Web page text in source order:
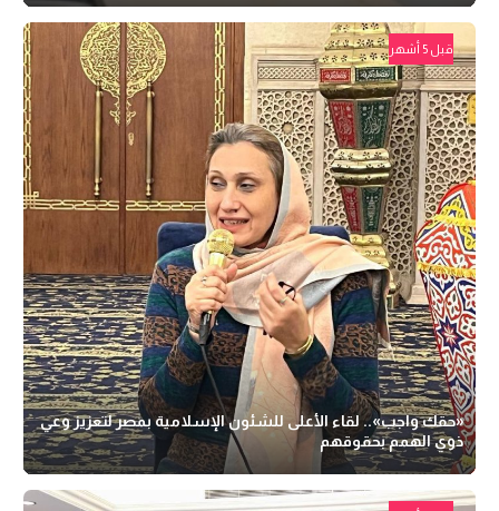
قبل 5 أشهر
«حقك واجب».. لقاء الأعلى للشئون الإسلامية بمصر لتعزيز وعي
ذوي الهمم بحقوقهم